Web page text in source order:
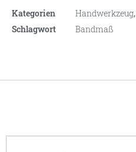
Kategorien Handwerkzeug,
Schlagwort
Bandmaß